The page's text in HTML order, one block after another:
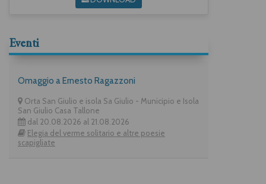
Eventi
Omaggio a Ernesto Ragazzoni
Orta San Giulio e isola Sa Giulio - Municipio e Isola
San Giulio Casa Tallone
dal 20.08.2026 al 21.08.2026
Elegia del verme solitario e altre poesie
scapigliate